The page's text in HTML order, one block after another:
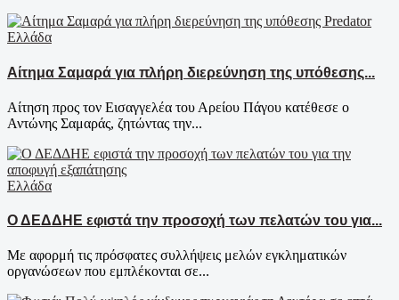
Ελλάδα
Αίτημα Σαμαρά για πλήρη διερεύνηση της υπόθεσης...
Αίτηση προς τον Εισαγγελέα του Αρείου Πάγου κατέθεσε ο
Αντώνης Σαμαράς, ζητώντας την...
Ελλάδα
Ο ΔΕΔΔΗΕ εφιστά την προσοχή των πελατών του για...
Με αφορμή τις πρόσφατες συλλήψεις μελών εγκληματικών
οργανώσεων που εμπλέκονται σε...